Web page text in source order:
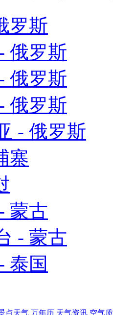
罗斯
俄罗斯
俄罗斯
俄罗斯
- 俄罗斯
寨
蒙古
- 蒙古
泰国
点天气 万年历 天气资讯 空气